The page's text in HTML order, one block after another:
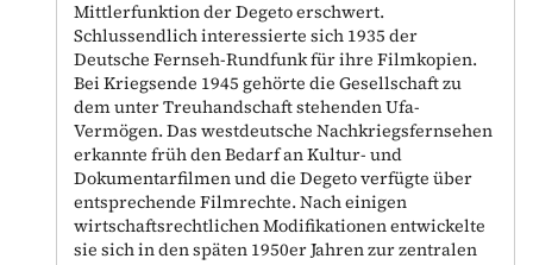
Mittlerfunktion der Degeto erschwert.
Schlussendlich interessierte sich 1935 der
Deutsche Fernseh-Rundfunk für ihre Filmkopien.
Bei Kriegsende 1945 gehörte die Gesellschaft zu
dem unter Treuhandschaft stehenden Ufa-
Vermögen. Das westdeutsche Nachkriegsfernsehen
erkannte früh den Bedarf an Kultur- und
Dokumentarfilmen und die Degeto verfügte über
entsprechende Filmrechte. Nach einigen
wirtschaftsrechtlichen Modifikationen entwickelte
sie sich in den späten 1950er Jahren zur zentralen